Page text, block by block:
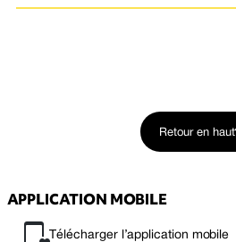
Retour en haut
APPLICATION MOBILE
Télécharger l’application mobile